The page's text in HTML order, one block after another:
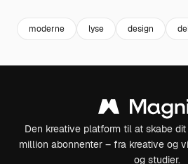
moderne lyse design
Den kreative platform til at skabe
million abonnenter – fra kreative og
og studier.